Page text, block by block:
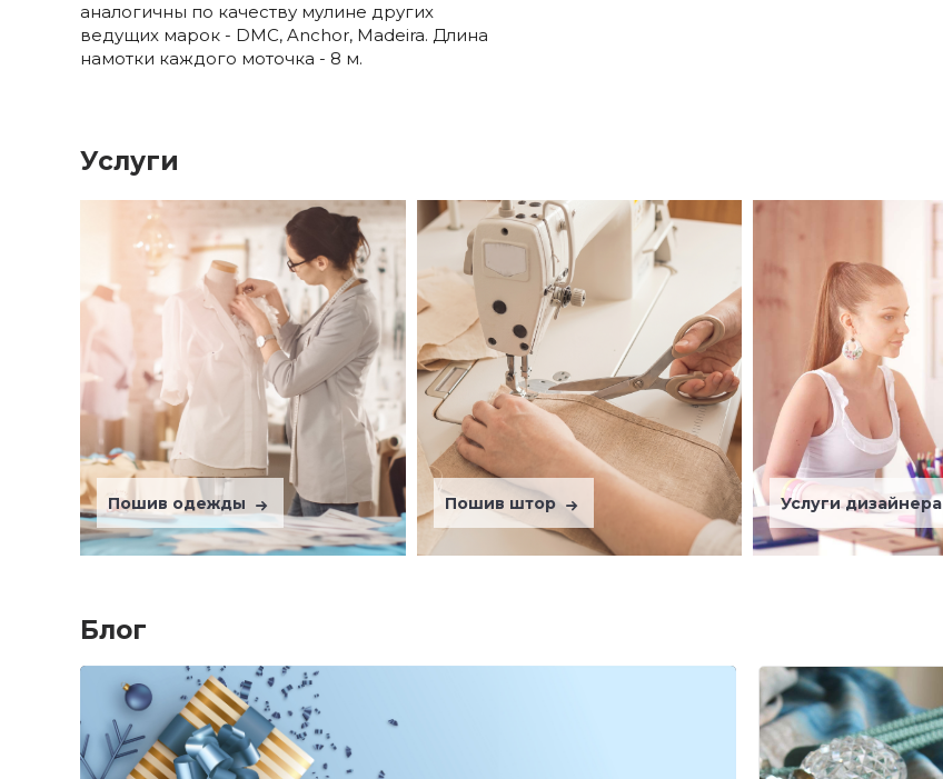
аналогичны по качеству мулине других
ведущих марок - DMC, Anchor, Madeira. Длина
намотки каждого моточка - 8 м.
Услуги
Пошив одежды Пошив штор Услуги дизайнера
Блог